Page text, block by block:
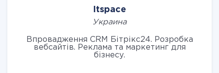
Itspace
Украина
Впровадження CRM Бітрікс24. Розробка
вебсайтів. Реклама та маркетинг для
бізнесу.